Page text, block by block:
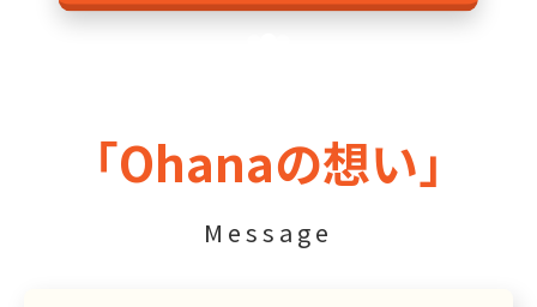
「Ohanaの想い」
Message